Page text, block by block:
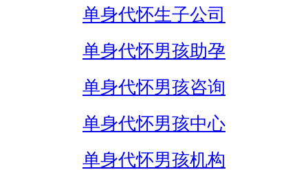
单身代怀生子公司
单身代怀男孩助孕
单身代怀男孩咨询
单身代怀男孩中心
单身代怀男孩机构